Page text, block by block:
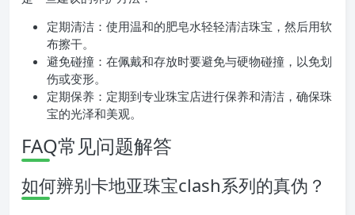
定期清洁：使用温和的肥皂水轻轻清洁珠宝，然后用软
布擦干。
避免碰撞：在佩戴和存放时要避免与硬物碰撞，以免划
伤或变形。
定期保养：定期到专业珠宝店进行保养和清洁，确保珠
宝的光泽和美观。
FAQ常见问题解答
如何辨别卡地亚珠宝clash系列的真伪？